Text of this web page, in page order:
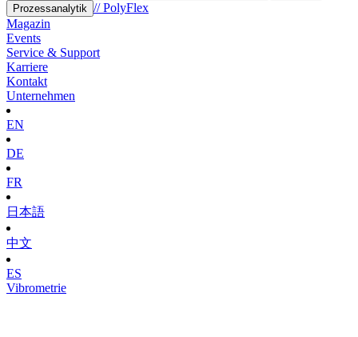
Prozessanalytik // PolyFlex
Magazin
Events
Service & Support
Karriere
Kontakt
Unternehmen
EN
DE
FR
日本語
中文
ES
Vibrometrie